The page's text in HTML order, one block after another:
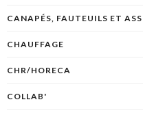
CANAPÉS, FAUTEUILS ET
CHAUFFAGE
CHR/HORECA
COLLAB'